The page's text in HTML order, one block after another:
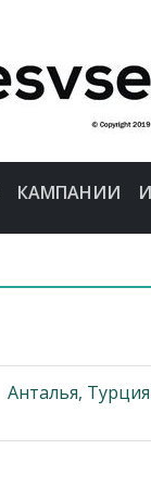
КАМПАНИИ
Анталья, Турция